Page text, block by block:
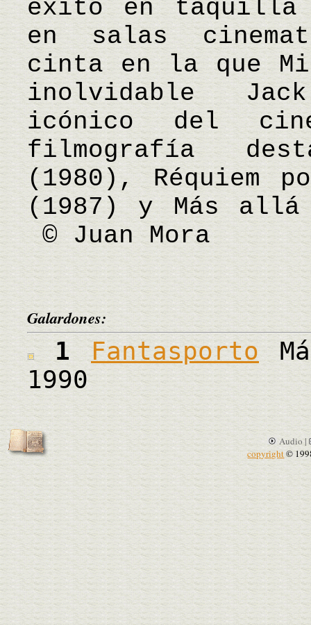
éxito en taquilla
en salas
cinta en la que
inolvidable
icónico del
filmografía
(1980), Réquiem
(1987) y Más
© Juan Mora
Galardones:
1Fantasporto
1990
Audio |
copyright©